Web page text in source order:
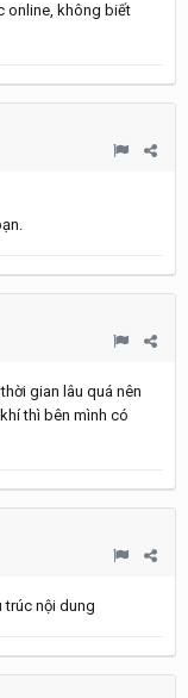
online, không biết
gian lâu quá nên
thì bên mình có
trúc nội dung